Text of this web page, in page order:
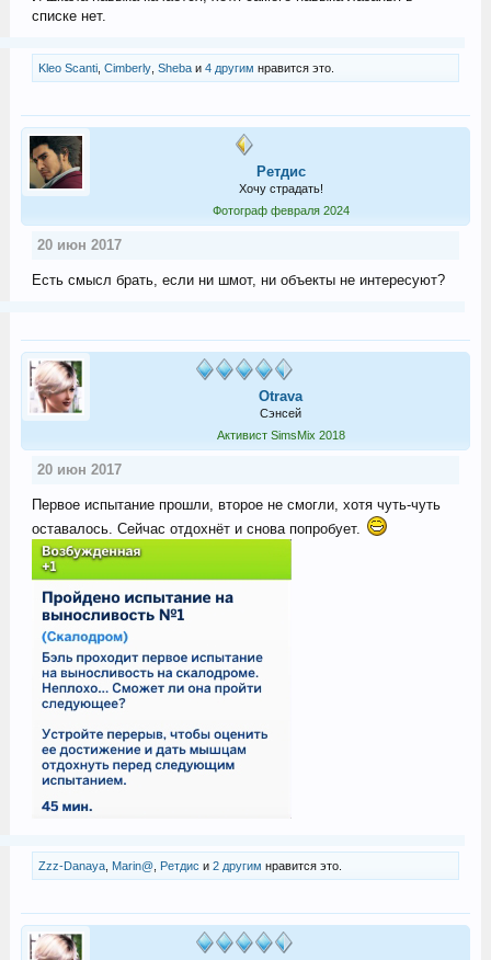
списке нет.
Kleo Scanti, Cimberly, Shebaи 4 другим нравится это.
Ретдис
Хочу страдать!
Фотограф февраля 2024
20 июн 2017
Есть смысл брать, если ни шмот, ни объекты не интересуют?
Otrava
Сэнсей
Активист SimsMix 2018
20 июн 2017
Первое испытание прошли, второе не смогли, хотя чуть-чуть
оставалось. Сейчас отдохнёт и снова попробует.
Zzz-Danaya, Marin@, Ретдис и 2 другим нравится это.